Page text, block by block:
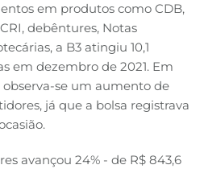
em produtos como CDB,
debêntures, Notas
a B3 atingiu 10,1
em dezembro de 2021. Em
observa-se um aumento de
já que a bolsa registrava
avançou 24% - de R$ 843,6